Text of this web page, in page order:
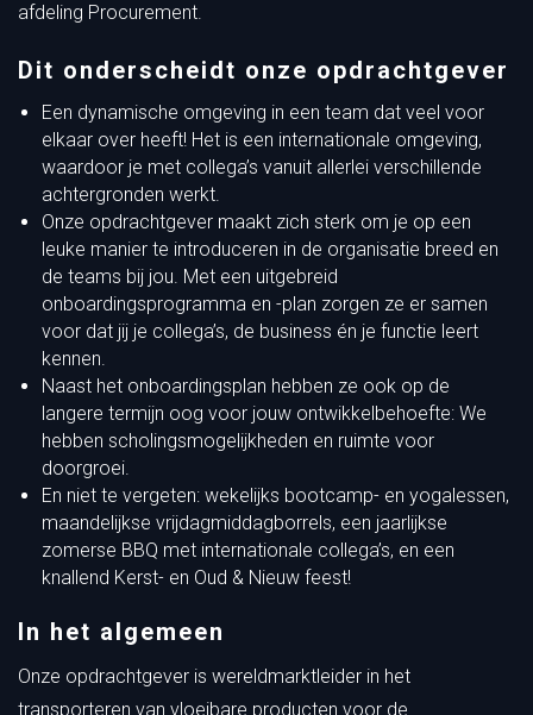
afdeling Procurement.
Dit onderscheidt onze opdrachtgever
Een dynamische omgeving in een team dat veel voor
elkaar over heeft! Het is een internationale omgeving,
waardoor je met collega’s vanuit allerlei verschillende
achtergronden werkt.
Onze opdrachtgever maakt zich sterk om je op een
leuke manier te introduceren in de organisatie breed en
de teams bij jou. Met een uitgebreid
onboardingsprogramma en -plan zorgen ze er samen
voor dat jij je collega’s, de business én je functie leert
kennen.
Naast het onboardingsplan hebben ze ook op de
langere termijn oog voor jouw ontwikkelbehoefte: We
hebben scholingsmogelijkheden en ruimte voor
doorgroei.
En niet te vergeten: wekelijks bootcamp- en yogalessen,
maandelijkse vrijdagmiddagborrels, een jaarlijkse
zomerse BBQ met internationale collega’s, en een
knallend Kerst- en Oud & Nieuw feest!
In het algemeen
Onze opdrachtgever is wereldmarktleider in het
transporteren van vloeibare producten voor de